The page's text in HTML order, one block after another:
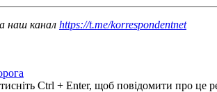
наш канал https://t.me/korrespondentnet
Ctrl + Enter, щоб повідомити про це